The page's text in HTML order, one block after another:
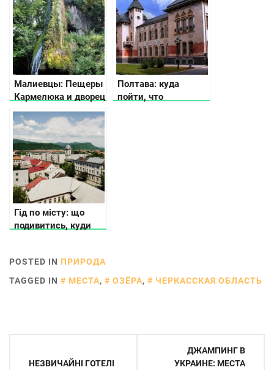
Малиевцы: Пещеры
Кармелюка и дворец
Орловских
Полтава: куда
пойти, что
Гід по місту: що
подивитись, куди
POSTED IN ПРИРОДА
TAGGED IN
МЕСТА, ОЗЁРА, ЧЕРКАССКАЯ ОБЛАСТЬ
НЕЗВИЧАЙНІ ГОТЕЛІ
ДЖАМПИНГ В
УКРАИНЕ: МЕСТА